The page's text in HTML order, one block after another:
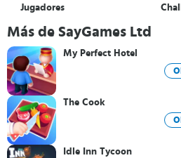
Jugadores
Más de SayGames Ltd
My Perfect Hotel
The Cook
Idle Inn Tycoon